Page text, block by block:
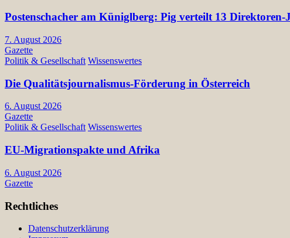
Postenschacher am Küniglberg: Pig verteilt 13
7. August 2026
Gazette
Politik & Gesellschaft Wissenswertes
Die Qualitätsjournalismus-Förderung in Österreich
6. August 2026
Gazette
Politik & Gesellschaft Wissenswertes
EU-Migrationspakte und Afrika
6. August 2026
Gazette
Rechtliches
Datenschutzerklärung